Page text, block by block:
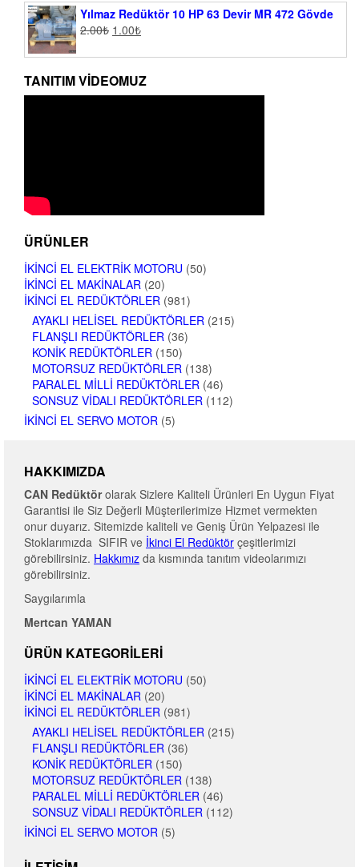
Yılmaz Redüktör 10 HP 63 Devir MR 472 Gövde
2.00₺ 1.00₺
TANITIM VIDEOMUZ
ÜRÜNLER
İKINCI EL ELEKTRIK MOTORU (50)
İKINCI EL MAKINALAR (20)
İKINCI EL REDÜKTÖRLER (981)
AYAKLI HELISEL REDÜKTÖRLER (215)
FLANŞLI REDÜKTÖRLER (36)
KONIK REDÜKTÖRLER (150)
MOTORSUZ REDÜKTÖRLER (138)
PARALEL MILLI REDÜKTÖRLER (46)
SONSUZ VIDALI REDÜKTÖRLER (112)
İKINCI EL SERVO MOTOR (5)
HAKKIMIZDA
CAN Redüktörolarak Sizlere Kaliteli Ürünleri En Uygun Fiyat
Garantisi ile Siz Değerli Müşterilerimize Hizmet vermekten
onur duyarız. Sitemizde kaliteli ve Geniş Ürün Yelpazesi ile
Stoklarımızda SIFIR ve İkinci El Redüktör çeşitlerimizi
görebilirsiniz. Hakkımız da kısmında tanıtım videolarımızı
görebilirsiniz.
Saygılarımla
Mertcan YAMAN
ÜRÜN KATEGORILERI
İKINCI EL ELEKTRIK MOTORU (50)
İKINCI EL MAKINALAR (20)
İKINCI EL REDÜKTÖRLER (981)
AYAKLI HELISEL REDÜKTÖRLER (215)
FLANŞLI REDÜKTÖRLER (36)
KONIK REDÜKTÖRLER (150)
MOTORSUZ REDÜKTÖRLER (138)
PARALEL MILLI REDÜKTÖRLER (46)
SONSUZ VIDALI REDÜKTÖRLER (112)
İKINCI EL SERVO MOTOR (5)